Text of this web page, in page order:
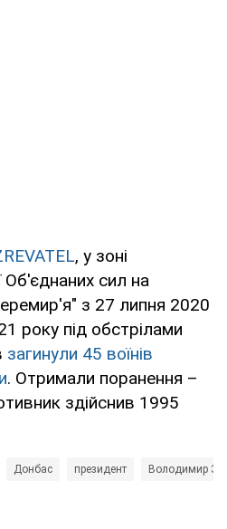
, у зоні
Об'єднаних сил на
з 27 липня 2020
року під обстрілами
загинули 45 воїнів
. Отримали поранення –
здійснив 1995
Донбас президент Володимир